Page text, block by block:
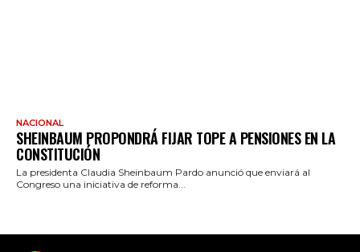
NACIONAL
SHEINBAUM PROPONDRÁ FIJAR TOPE A PENSIONES EN LA
CONSTITUCIÓN
La presidenta Claudia Sheinbaum Pardo anunció que enviará al
Congreso una iniciativa de reforma...